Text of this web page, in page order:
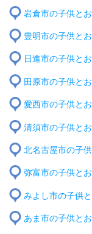
岩倉市の子供と
豊明市の子供と
日進市の子供と
田原市の子供と
愛西市の子供と
清須市の子供と
北名古屋市の子
弥富市の子供と
みよし市の子供
あま市の子供と